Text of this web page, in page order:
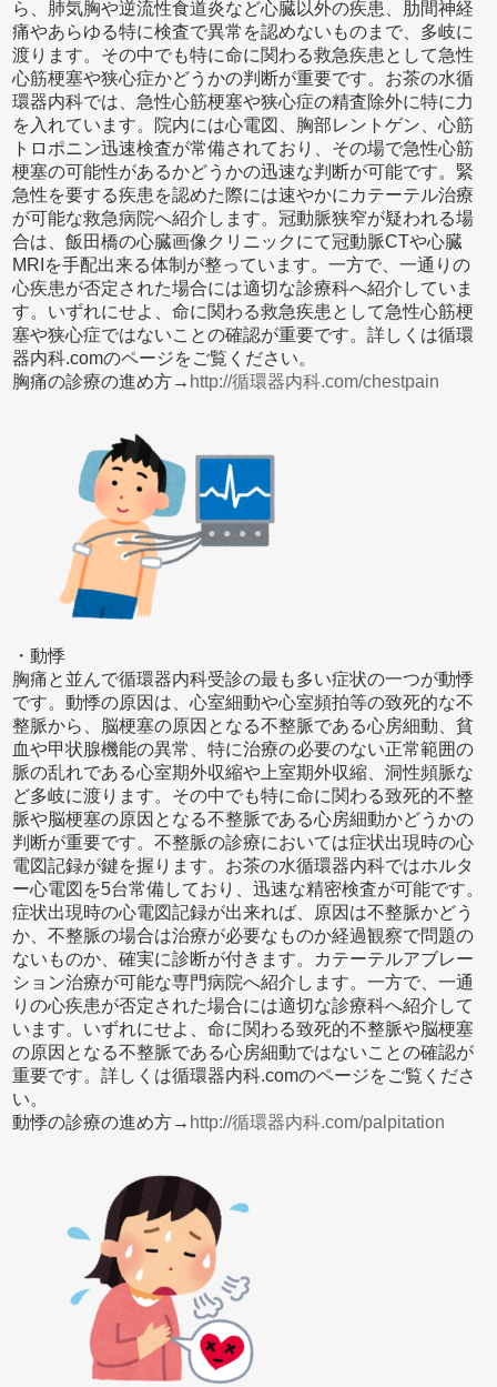
ら、肺気胸や逆流性食道炎など心臓以外の疾患、肋間神経
痛やあらゆる特に検査で異常を認めないものまで、多岐に
渡ります。その中でも特に命に関わる救急疾患として急性
心筋梗塞や狭心症かどうかの判断が重要です。お茶の水循
環器内科では、急性心筋梗塞や狭心症の精査除外に特に力
を入れています。院内には心電図、胸部レントゲン、心筋
トロポニン迅速検査が常備されており、その場で急性心筋
梗塞の可能性があるかどうかの迅速な判断が可能です。緊
急性を要する疾患を認めた際には速やかにカテーテル治療
が可能な救急病院へ紹介します。冠動脈狭窄が疑われる場
合は、飯田橋の心臓画像クリニックにて冠動脈CTや心臓
MRIを手配出来る体制が整っています。一方で、一通りの
心疾患が否定された場合には適切な診療科へ紹介していま
す。いずれにせよ、命に関わる救急疾患として急性心筋梗
塞や狭心症ではないことの確認が重要です。詳しくは循環
器内科.comのページをご覧ください。
胸痛の診療の進め方→ http://循環器内科.com/chestpain
・動悸
胸痛と並んで循環器内科受診の最も多い症状の一つが動悸
です。動悸の原因は、心室細動や心室頻拍等の致死的な不
整脈から、脳梗塞の原因となる不整脈である心房細動、貧
血や甲状腺機能の異常、特に治療の必要のない正常範囲の
脈の乱れである心室期外収縮や上室期外収縮、洞性頻脈な
ど多岐に渡ります。その中でも特に命に関わる致死的不整
脈や脳梗塞の原因となる不整脈である心房細動かどうかの
判断が重要です。不整脈の診療においては症状出現時の心
電図記録が鍵を握ります。お茶の水循環器内科ではホルタ
ー心電図を5台常備しており、迅速な精密検査が可能です。
症状出現時の心電図記録が出来れば、原因は不整脈かどう
か、不整脈の場合は治療が必要なものか経過観察で問題の
ないものか、確実に診断が付きます。カテーテルアブレー
ション治療が可能な専門病院へ紹介します。一方で、一通
りの心疾患が否定された場合には適切な診療科へ紹介して
います。いずれにせよ、命に関わる致死的不整脈や脳梗塞
の原因となる不整脈である心房細動ではないことの確認が
重要です。詳しくは循環器内科.comのページをご覧くださ
い。
動悸の診療の進め方→ http://循環器内科.com/palpitation